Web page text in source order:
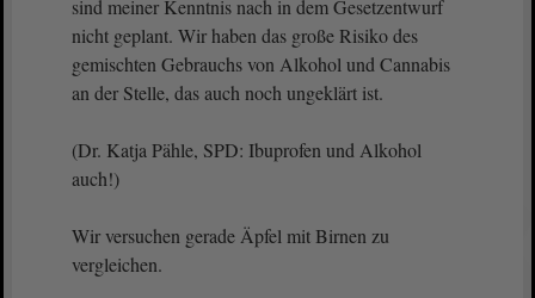
sind meiner Kenntnis nach in dem Gesetzentwurf
nicht geplant. Wir haben das große Risiko des
gemischten Gebrauchs von Alkohol und Cannabis
an der Stelle, das auch noch ungeklärt ist.
(Dr. Katja Pähle, SPD: Ibuprofen und Alkohol
auch!)
Wir versuchen gerade Äpfel mit Birnen zu
vergleichen.